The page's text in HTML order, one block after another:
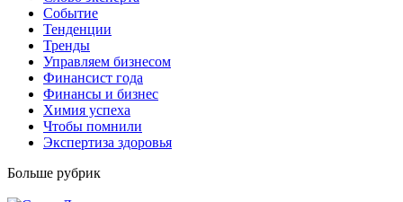
Событие
Тенденции
Тренды
Управляем бизнесом
Финансист года
Финансы и бизнес
Химия успеха
Чтобы помнили
Экспертиза здоровья
Больше рубрик